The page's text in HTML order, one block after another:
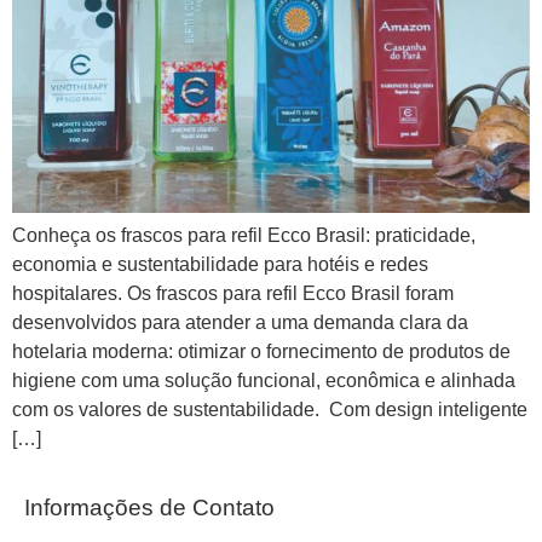
Conheça os frascos para refil Ecco Brasil: praticidade,
economia e sustentabilidade para hotéis e redes
hospitalares. Os frascos para refil Ecco Brasil foram
desenvolvidos para atender a uma demanda clara da
hotelaria moderna: otimizar o fornecimento de produtos de
higiene com uma solução funcional, econômica e alinhada
com os valores de sustentabilidade. Com design inteligente
[…]
Informações de Contato